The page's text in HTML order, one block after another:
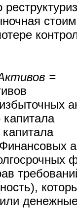
=
капитала